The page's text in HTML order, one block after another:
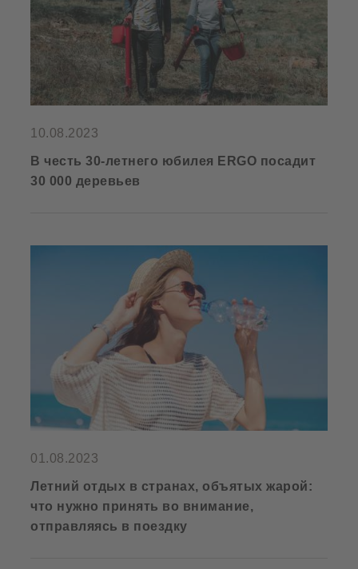
10.08.2023
В честь 30-летнего юбилея ERGO посадит
30 000 деревьев
01.08.2023
Летний отдых в странах, объятых жарой:
что нужно принять во внимание,
отправляясь в поездку